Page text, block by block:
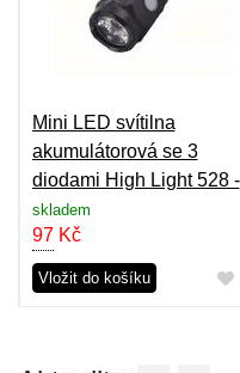
Mini LED svítilna
akumulátorová se 3
diodami High Light 528 -
černá
skladem
97Kč
Vložit do košíku